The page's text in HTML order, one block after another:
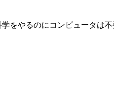
をやるのにコンピュータは